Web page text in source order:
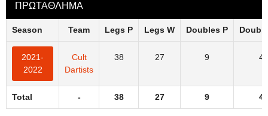
ΠΡΩΤΑΘΛΗΜΑ
Season Team Legs P Legs W Doubles P
2021-
2022
Cult
Dartists
38 27 9 4
Total - 38 27 9 4